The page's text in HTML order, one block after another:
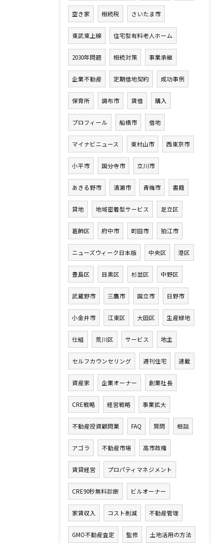
空き家 相続税 さいたま市
東武東上線 住宅型有料老人ホーム
2030年問題 相続対策 事業承継
企業不動産 定期借地契約 成功事例
保育所 調布市 賃借 購入
プロフィール 船橋市 借地
マイナビニュース 東村山市 西東京市
小平市 国分寺市 立川市
あきる野市 清瀬市 青梅市 書籍
貸地 地域密着型サービス 足立区
葛飾区 府中市 町田市 狛江市
ニューズウィーク日本版 中央区 港区
豊島区 目黒区 杉並区 中野区
武蔵野市 三鷹市 国立市 日野市
小金井市 江東区 大田区 生産緑地
仕組 荒川区 サービス 地主
セルフカウンセリング 週刊住宅 連載
資産家 企業オーナー 創業社長
CRE戦略 経営戦略 事業拡大
不動産投資顧問業 FAQ 質問 相談
アゴラ 不動産市場 高市政権
賃貸経営 プロパティマネジメント
CRE90秒無料診断 ビルオーナー
家賃収入 コスト削減 不動産管理
GMO不動産査定 監修 土地活用の方法